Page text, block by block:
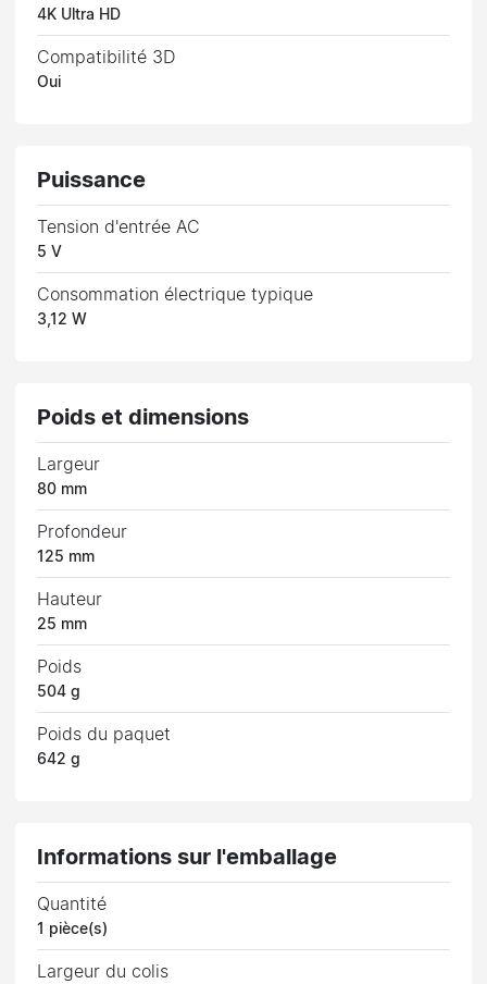
4K Ultra HD
Compatibilité 3D
Oui
Puissance
Tension d'entrée AC
5 V
Consommation électrique typique
3,12 W
Poids et dimensions
Largeur
80 mm
Profondeur
125 mm
Hauteur
25 mm
Poids
504 g
Poids du paquet
642 g
Informations sur l'emballage
Quantité
1 pièce(s)
Largeur du colis